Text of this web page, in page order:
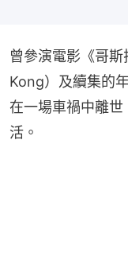
曾參演電影《哥
Kong）及續集的
在一場車禍中離世
活。